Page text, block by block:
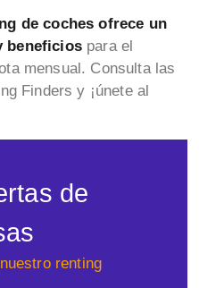
de coches ofrece un
beneficios para el
mensual. Consulta las
Finders y ¡únete al
de
renting